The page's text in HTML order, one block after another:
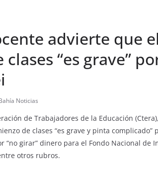
advierte que
“es grave”
Noticias
de Trabajadores de la Educación
de clases “es grave y pinta
“no girar” dinero para el Fondo Nacional de
otros rubros.